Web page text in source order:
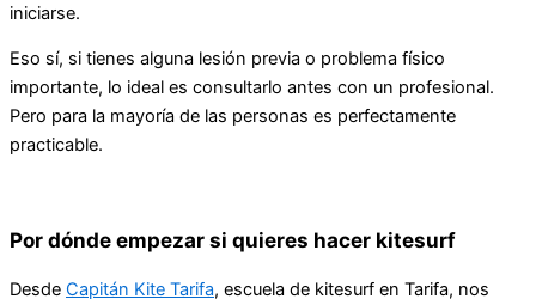
iniciarse.
Eso sí, si tienes alguna lesión previa o problema físico
importante, lo ideal es consultarlo antes con un profesional.
Pero para la mayoría de las personas es perfectamente
practicable.
Por dónde empezar si quieres hacer kitesurf
Desde Capitán Kite Tarifa, escuela de kitesurf en Tarifa, nos